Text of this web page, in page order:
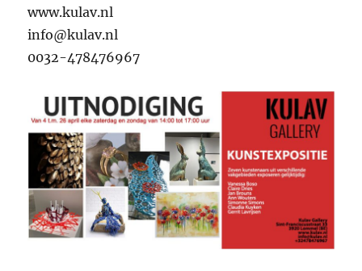
www.kulav.nl
info@kulav.nl
0032-478476967